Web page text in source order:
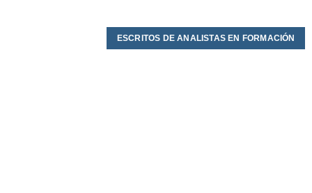
ESCRITOS DE ANALISTAS EN FORMACIÓN